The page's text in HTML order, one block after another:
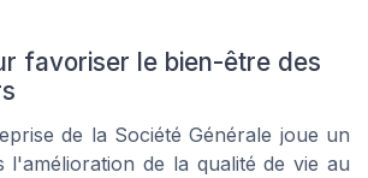
favoriser le bien-être des
de la Société Générale joue un
l'amélioration de la qualité de vie au